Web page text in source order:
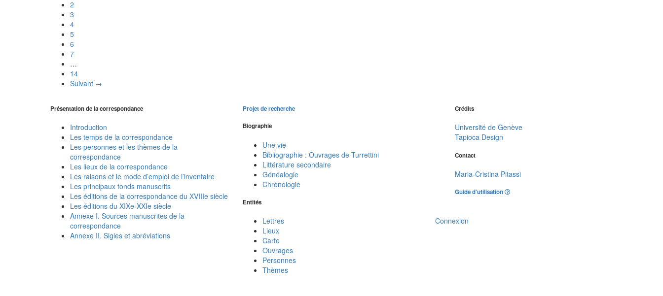
2
3
4
5
6
7
…
14
Suivant →
Présentation de la correspondance
Introduction
Les temps de la correspondance
Les personnes et les thèmes de la
correspondance
Les lieux de la correspondance
Les raisons et le mode d’emploi de l’inventaire
Les principaux fonds manuscrits
Les éditions de la correspondance du XVIIIe siècle
Les éditions du XIXe-XXIe siècle
Annexe I. Sources manuscrites de la
correspondance
Annexe II. Sigles et abréviations
Projet de recherche
Biographie
Une vie
Bibliographie : Ouvrages de Turrettini
Littérature secondaire
Généalogie
Chronologie
Entités
Lettres
Lieux
Carte
Ouvrages
Personnes
Thèmes
Crédits
Université de Genève
Tapioca Design
Contact
Maria-Cristina Pitassi
Guide d'utilisation
Connexion